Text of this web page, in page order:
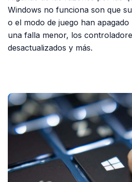
Windows no funciona son que
o el modo de juego han apagado
una falla menor, los
desactualizados y más.